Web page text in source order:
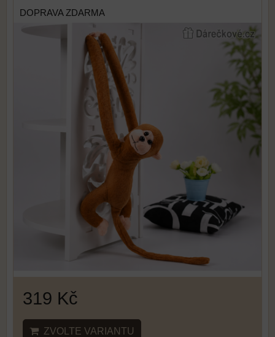
DOPRAVA ZDARMA
319 Kč
ZVOLTE VARIANTU